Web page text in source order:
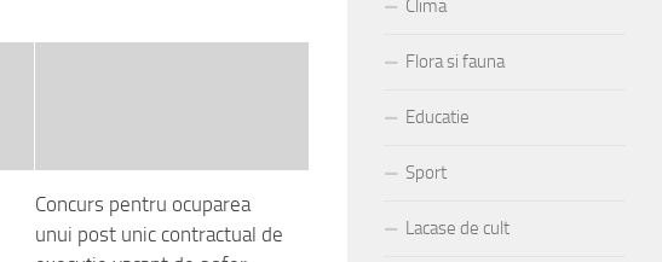
Concurs pentru ocuparea
unui post unic contractual de
Clima
Flora si fauna
Educatie
Sport
Lacase de cult